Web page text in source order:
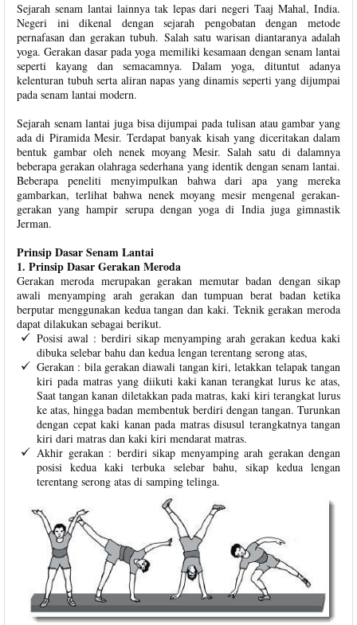
Sejarah senam lantai lainnya tak lepas dari negeri Taaj Mahal, India.
Negeri ini dikenal dengan sejarah pengobatan dengan metode
pernafasan dan gerakan tubuh. Salah satu warisan diantaranya adalah
yoga. Gerakan dasar pada yoga memiliki kesamaan dengan senam lantai
seperti kayang dan semacamnya. Dalam yoga, dituntut adanya
kelenturan tubuh serta aliran napas yang dinamis seperti yang dijumpai
pada senam lantai modern.
Sejarah senam lantai juga bisa dijumpai pada tulisan atau gambar yang
ada di Piramida Mesir. Terdapat banyak kisah yang diceritakan dalam
bentuk gambar oleh nenek moyang Mesir. Salah satu di dalamnya
beberapa gerakan olahraga sederhana yang identik dengan senam lantai.
Beberapa peneliti menyimpulkan bahwa dari apa yang mereka
gambarkan, terlihat bahwa nenek moyang mesir mengenal gerakan-
gerakan yang hampir serupa dengan yoga di India juga gimnastik
Jerman.
Prinsip Dasar Senam Lantai
1. Prinsip Dasar Gerakan Meroda
Gerakan meroda merupakan gerakan memutar badan dengan sikap
awali menyamping arah gerakan dan tumpuan berat badan ketika
berputar menggunakan kedua tangan dan kaki. Teknik gerakan meroda
dapat dilakukan sebagai berikut.
Posisi awal : berdiri sikap menyamping arah gerakan kedua kaki
dibuka selebar bahu dan kedua lengan terentang serong atas,
Gerakan : bila gerakan diawali tangan kiri, letakkan telapak tangan
kiri pada matras yang diikuti kaki kanan terangkat lurus ke atas,
Saat tangan kanan diletakkan pada matras, kaki kiri terangkat lurus
ke atas, hingga badan membentuk berdiri dengan tangan. Turunkan
dengan cepat kaki kanan pada matras disusul terangkatnya tangan
kiri dari matras dan kaki kiri mendarat matras.
Akhir gerakan : berdiri sikap menyamping arah gerakan dengan
posisi kedua kaki terbuka selebar bahu, sikap kedua lengan
terentang serong atas di samping telinga.